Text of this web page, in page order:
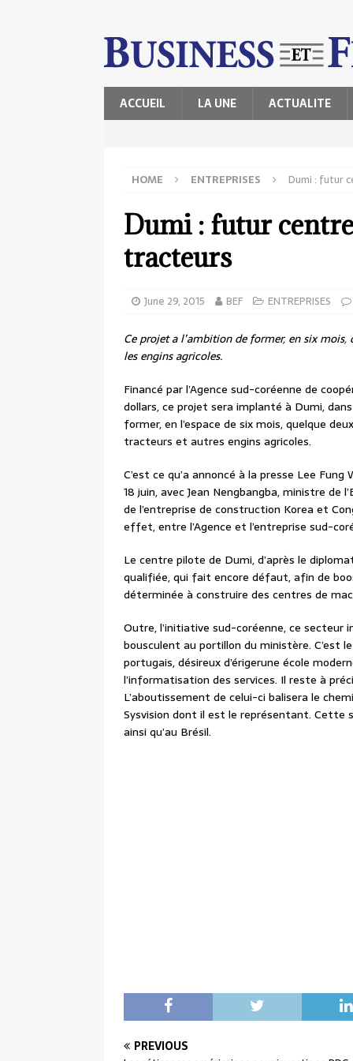
ACCUEIL LA UNE ACTUALITE
HOME ENTREPRISES Dumi : futur
Dumi : futur
tracteurs
June 29, 2015 BEF ENTREPRISES
Ce projet a l’ambition de former, en six
les engins agricoles.
Financé par l’Agence sud-coréenne de
dollars, ce projet sera implanté à Dumi,
former, en l’espace de six mois, quelque
tracteurs et autres engins agricoles.
C’est ce qu’a annoncé à la presse Lee
18 juin, avec Jean Nengbangba, ministre
de l’entreprise de construction Korea et
effet, entre l’Agence et l’entreprise sud-
Le centre pilote de Dumi, d’après le
qualifiée, qui fait encore défaut, afin de
déterminée à construire des centres de
Outre, l’initiative sud-coréenne, ce secteur
bousculent au portillon du ministère. C’est
portugais, désireux d’érigerune école
l’informatisation des services. Il reste à
L’aboutissement de celui-ci balisera le
Sysvision dont il est le représentant. Cette
ainsi qu’au Brésil.
PREVIOUS